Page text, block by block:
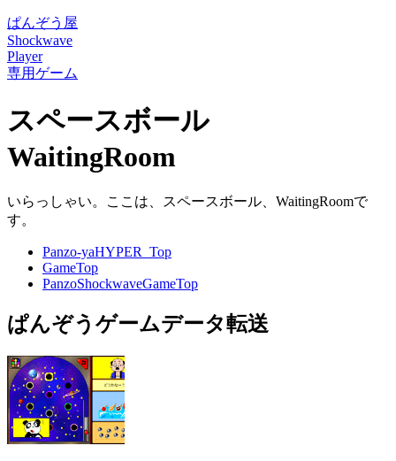
ぱんぞう屋
Shockwave
Player
専用ゲーム
スペースボール
WaitingRoom
いらっしゃい。ここは、スペースボール、WaitingRoomで
す。
Panzo-yaHYPER_Top
GameTop
PanzoShockwaveGameTop
ぱんぞうゲームデータ転送